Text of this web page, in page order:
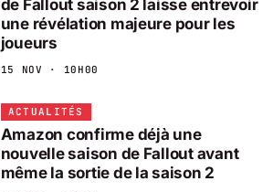
de Fallout saison 2 laisse entrevoir
une révélation majeure pour les
joueurs
15 NOV · 10H00
ACTUALITÉS
Amazon confirme déjà une
nouvelle saison de Fallout avant
même la sortie de la saison 2